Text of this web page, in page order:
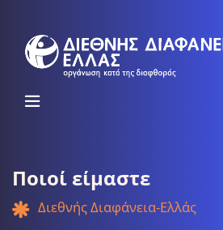
content
Ποιοί είμαστε
Διεθνής Διαφάνεια-Ελλάς